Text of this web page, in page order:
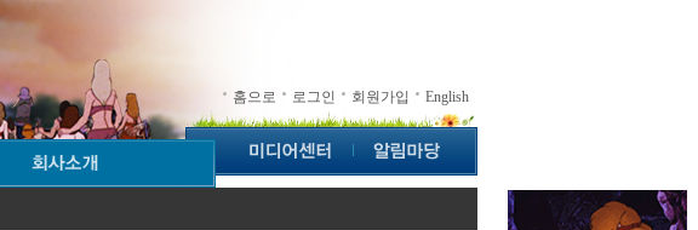
홈으로 로그인 회원가입 English